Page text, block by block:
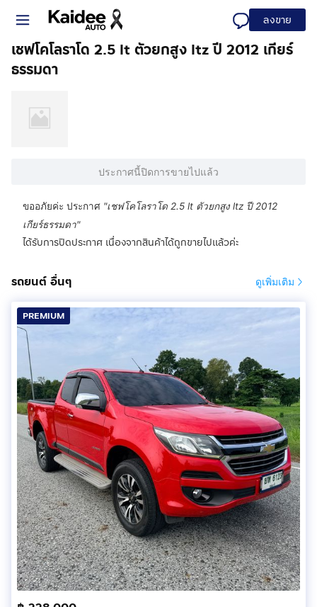
ลงขาย
เชฟโคโลราโด 2.5 lt ตัวยกสูง ltz ปี 2012 เกียร์
ธรรมดา
ประกาศนี้ปิดการขายไปแล้ว
ขออภัยค่ะ ประกาศ "เชฟโคโลราโด 2.5 lt ตัวยกสูง ltz ปี 2012
เกียร์ธรรมดา"
ได้รับการปิดประกาศ เนื่องจากสินค้าได้ถูกขายไปแล้วค่ะ
รถยนต์ อื่นๆ ดูเพิ่มเติม
PREMIUM